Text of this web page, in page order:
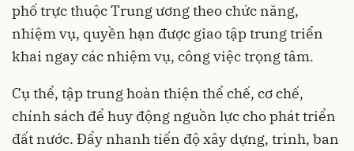
phố trực thuộc Trung ương theo chức năng,
nhiệm vụ, quyền hạn được giao tập trung triển
khai ngay các nhiệm vụ, công việc trọng tâm.
Cụ thể, tập trung hoàn thiện thể chế, cơ chế,
chính sách để huy động nguồn lực cho phát triển
đất nước. Đẩy nhanh tiến độ xây dựng, trình, ban